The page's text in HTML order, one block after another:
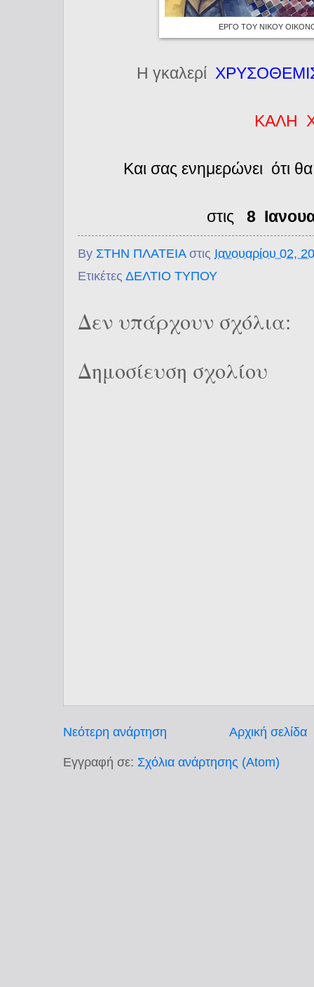
ΕΡΓΟ ΤΟΥ ΝΙΚΟΥ
Η γκαλερί
ΚΑΛΗ
Και σας ενημερώνει ότι θα
στις 8
By ΣΤΗΝ ΠΛΑΤΕΙΑ στις Ιανουαρίου 02,
Ετικέτες ΔΕΛΤΙΟ ΤΥΠΟΥ
Δεν υπάρχουν σχόλια:
Δημοσίευση σχολίου
Νεότερη ανάρτηση Αρχική σελίδα
Εγγραφή σε: Σχόλια ανάρτησης (Atom)